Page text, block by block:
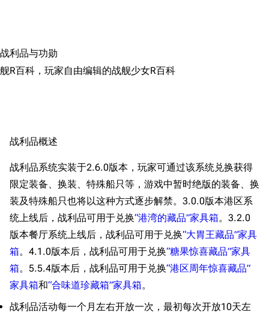
战利品与功勋
舰R百科，玩家自由编辑的战舰少女R百科
战利品概述
战利品系统实装于2.6.0版本，玩家可通过该系统兑换获得
限定装备、换装、特殊船只等，游戏中暂时绝版的装备、换
装及特殊船只也将以这种方式逐步解禁。3.0.0版本港区系
统上线后，战利品可用于兑换“港湾的藏品”家具箱。3.2.0
版本餐厅系统上线后，战利品可用于兑换“大胃王藏品”家具
箱。4.1.0版本后，战利品可用于兑换“糖果惊喜藏品”家具
箱。5.5.4版本后，战利品可用于兑换“港区周年惊喜藏品”
家具箱和“合味道珍藏箱”家具箱。
战利品活动每一个月左右开放一次，最初每次开放10天左